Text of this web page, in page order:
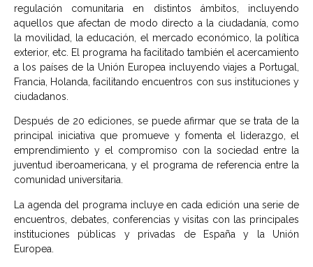
regulación comunitaria en distintos ámbitos, incluyendo
aquellos que afectan de modo directo a la ciudadanía, como
la movilidad, la educación, el mercado económico, la política
exterior, etc. El programa ha facilitado también el acercamiento
a los países de la Unión Europea incluyendo viajes a Portugal,
Francia, Holanda, facilitando encuentros con sus instituciones y
ciudadanos.
Después de 20 ediciones, se puede afirmar que se trata de la
principal iniciativa que promueve y fomenta el liderazgo, el
emprendimiento y el compromiso con la sociedad entre la
juventud iberoamericana, y el programa de referencia entre la
comunidad universitaria.
La agenda del programa incluye en cada edición una serie de
encuentros, debates, conferencias y visitas con las principales
instituciones públicas y privadas de España y la Unión
Europea.